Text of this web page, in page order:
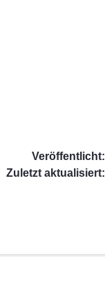
Veröffentlicht:
Zuletzt aktualisiert: